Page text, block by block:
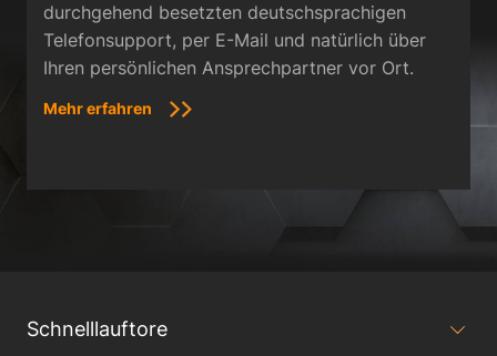
durchgehend besetzten deutschsprachigen
Telefonsupport, per E-Mail und natürlich über
Ihren persönlichen Ansprechpartner vor Ort.
Mehr erfahren
Schnelllauftore